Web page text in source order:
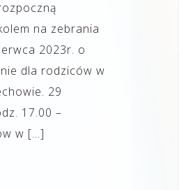
na zebrania
2023r. o
dla rodziców w
29
17.00 –
w […]